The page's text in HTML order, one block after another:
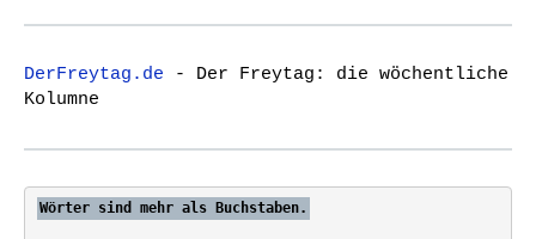
t
i
r
h
f
r
DerFreytag.de - Der Freytag: die wöchentliche
Kolumne
Wörter sind mehr als Buchstaben.